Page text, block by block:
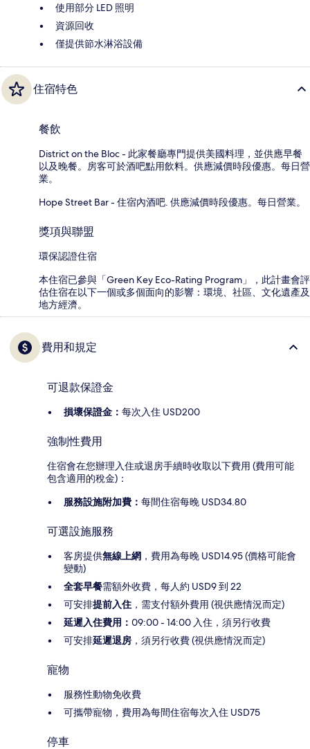
使用部分 LED 照明
資源回收
僅提供節水淋浴設備
住宿特色
餐飲
District on the Bloc - 此家餐廳專門提供美國料理，並供應早餐
以及晚餐。房客可於酒吧點用飲料。供應減價時段優惠。每日營
業。
Hope Street Bar - 住宿內酒吧. 供應減價時段優惠。每日營業。
獎項與聯盟
環保認證住宿
本住宿已參與「Green Key Eco-Rating Program」，此計畫會評
估住宿在以下一個或多個面向的影響：環境、社區、文化遺產及
地方經濟。
費用和規定
可退款保證金
損壞保證金： 每次入住 USD200
強制性費用
住宿會在您辦理入住或退房手續時收取以下費用 (費用可能
包含適用的稅金)：
服務設施附加費： 每間住宿每晚 USD34.80
可選設施服務
客房提供無線上網 ，費用為每晚 USD14.95 (價格可能會
變動)
全套早餐需額外收費，每人約 USD9 到 22
可安排提前入住 ，需支付額外費用 (視供應情況而定)
延遲入住費用： 09:00 - 14:00 入住，須另行收費
可安排延遲退房 ，須另行收費 (視供應情況而定)
寵物
服務性動物免收費
可攜帶寵物，費用為每間住宿每次入住 USD75
停車